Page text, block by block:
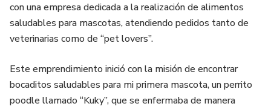
con una empresa dedicada a la realización de alimentos
saludables para mascotas, atendiendo pedidos tanto de
veterinarias como de “pet lovers”.
Este emprendimiento inició con la misión de encontrar
bocaditos saludables para mi primera mascota, un perrito
poodle llamado “Kuky”, que se enfermaba de manera